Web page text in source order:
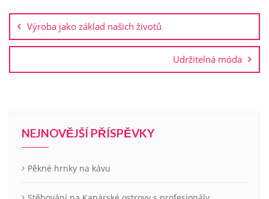
pro
příspěvek
Výroba jako základ našich životů
Udržitelná móda
NEJNOVĚJŠÍ PŘÍSPĚVKY
Pěkné hrnky na kávu